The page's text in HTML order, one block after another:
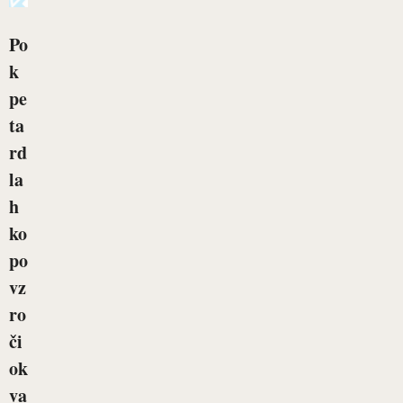
Po
k
pe
ta
rd
la
h
ko
po
vz
ro
či
ok
va